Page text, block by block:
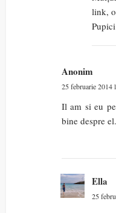
link,
Anonim
25 februarie 2014
Il am si eu
bine despre
Ella
25